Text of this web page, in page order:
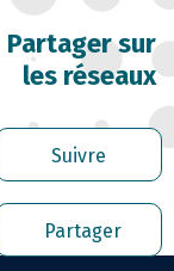
Partager sur
les réseaux
Suivre
Partager